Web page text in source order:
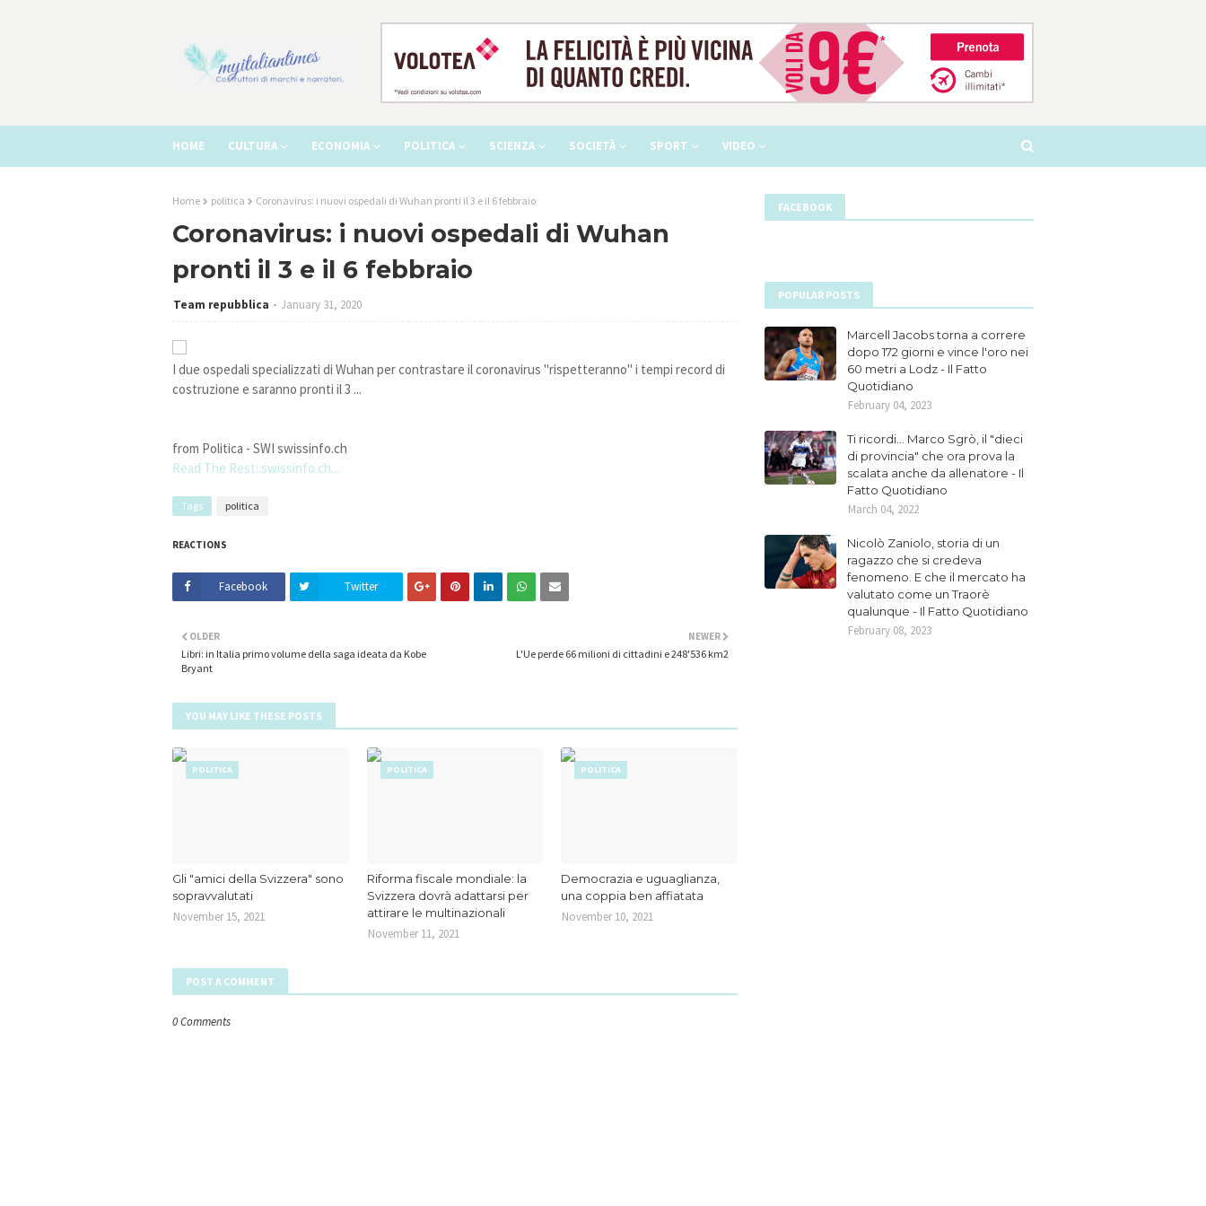
HOME CULTURA ECONOMIA POLITICA SCIENZA SOCIETÀ SPORT VIDEO
Home politica Coronavirus: i nuovi ospedali di Wuhan pronti il 3 e il 6 febbraio
Coronavirus: i nuovi ospedali di Wuhan
pronti il 3 e il 6 febbraio
Team repubblica January 31, 2020
I due ospedali specializzati di Wuhan per contrastare il coronavirus "rispetteranno" i tempi record di
costruzione e saranno pronti il 3 ...
from Politica - SWI swissinfo.ch
Read The Rest:.swissinfo.ch...
Tags politica
REACTIONS
Facebook Twitter
NEWER
L'Ue perde 66 milioni di cittadini e 248'536 km2
OLDER
Libri: in Italia primo volume della saga ideata da Kobe
Bryant
YOU MAY LIKE THESE POSTS
POLITICA
Gli "amici della Svizzera" sono
sopravvalutati
November 15, 2021
POLITICA
Riforma fiscale mondiale: la
Svizzera dovrà adattarsi per
attirare le multinazionali
November 11, 2021
POLITICA
Democrazia e uguaglianza,
una coppia ben affiatata
November 10, 2021
POST A COMMENT
0 Comments
FACEBOOK
POPULAR POSTS
Marcell Jacobs torna a correre
dopo 172 giorni e vince l'oro nei
60 metri a Lodz - Il Fatto
Quotidiano
February 04, 2023
Ti ricordi... Marco Sgrò, il "dieci
di provincia" che ora prova la
scalata anche da allenatore - Il
Fatto Quotidiano
March 04, 2022
Nicolò Zaniolo, storia di un
ragazzo che si credeva
fenomeno. E che il mercato ha
valutato come un Traorè
qualunque - Il Fatto Quotidiano
February 08, 2023